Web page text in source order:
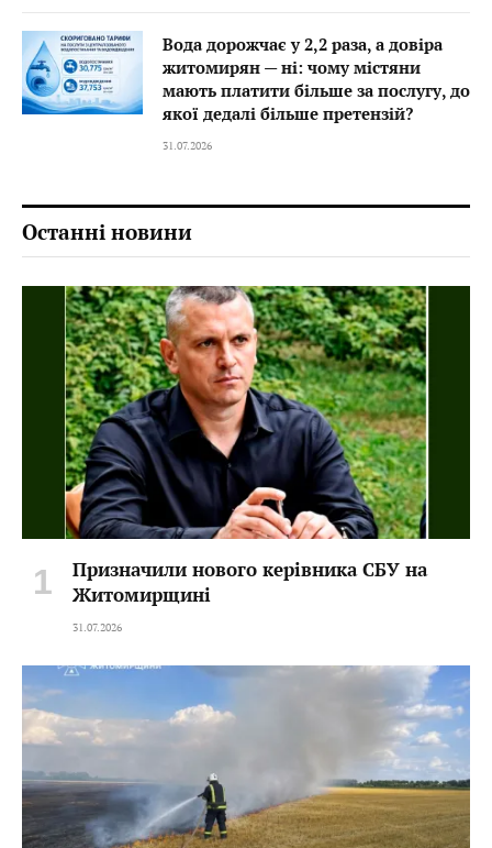
Вода дорожчає у 2,2 раза, а довіра
житомирян — ні: чому містяни
мають платити більше за послугу, до
якої дедалі більше претензій?
31.07.2026
Останні новини
Призначили нового керівника СБУ на
Житомирщині
31.07.2026